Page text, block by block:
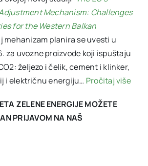
Mechanism: Challenges
for the Western Balkan
mehanizam planira se uvesti u
za uvozne proizvode koji ispuštaju
željezo i čelik, cement i klinker,
i električnu energiju… Pročitaj više
ZELENE ENERGIJE MOŽETE
PRIJAVOM NA NAŠ